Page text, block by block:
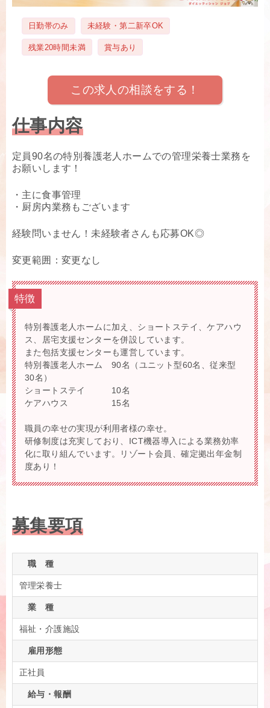
日勤帯のみ 未経験・第二新卒OK
残業20時間未満 賞与あり
この求人の相談をする！
仕事内容
定員90名の特別養護老人ホームでの管理栄養士業務を
お願いします！
・主に食事管理
・厨房内業務もございます
経験問いません！未経験者さんも応募OK◎
変更範囲：変更なし
特徴
特別養護老人ホームに加え、ショートステイ、ケアハウ
ス、居宅支援センターを併設しています。
また包括支援センターも運営しています。
特別養護老人ホーム 90名（ユニット型60名、従来型
30名）
ショートステイ 10名
ケアハウス 15名
職員の幸せの実現が利用者様の幸せ。
研修制度は充実しており、ICT機器導入による業務効率
化に取り組んでいます。リゾート会員、確定拠出年金制
度あり！
募集要項
職 種
管理栄養士
業 種
福祉・介護施設
雇用形態
正社員
給与・報酬